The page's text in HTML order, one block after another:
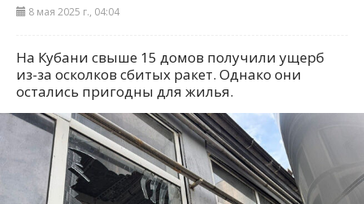
8 мая 2025 г., 04:04
На Кубани свыше 15 домов получили ущерб
из-за осколков сбитых ракет. Однако они
остались пригодны для жилья.